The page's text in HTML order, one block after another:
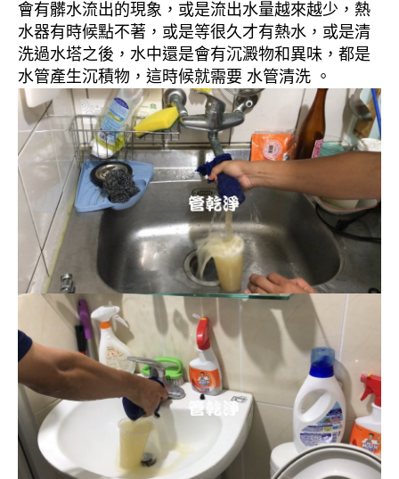
會有髒水流出的現象，或是流出水量越來越少，熱
水器有時候點不著，或是等很久才有熱水，或是清
洗過水塔之後，水中還是會有沉澱物和異味，都是
水管產生沉積物，這時候就需要 水管清洗 。